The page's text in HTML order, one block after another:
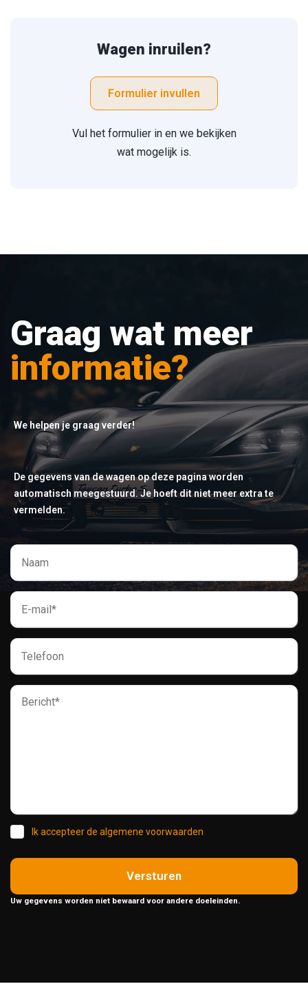
Wagen inruilen?
Formulier invullen
Vul het formulier in en we bekijken
wat mogelijk is.
Graag wat meer
informatie?
We helpen je graag verder!
De gegevens van de wagen op deze pagina worden
automatisch meegestuurd. Je hoeft dit niet meer extra te
vermelden.
Ik accepteer de algemene voorwaarden
Versturen
Uw gegevens worden niet bewaard voor andere doeleinden.